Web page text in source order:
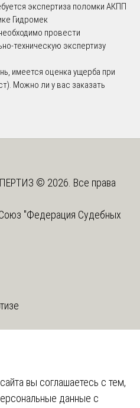
экспертиза поломки АКПП
Гидромек
провести
техническую экспертизу
имеется оценка ущерба при
Можно ли у вас заказать
© 2026. Все права
"Федерация Судебных
вы соглашаетесь с тем,
данные с